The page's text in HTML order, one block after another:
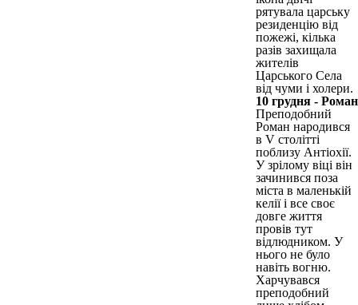
рятувала царську
резиденцію від
пожежі, кілька
разів захищала
жителів
Царського Села
від чуми і холери.
10 грудня - Роман
Преподобний
Роман народився
в V столітті
поблизу Антіохії.
У зрілому віці він
зачинився поза
міста в маленькій
келії і все своє
довге життя
провів тут
відлюдником. У
нього не було
навіть вогню.
Харчувався
преподобний